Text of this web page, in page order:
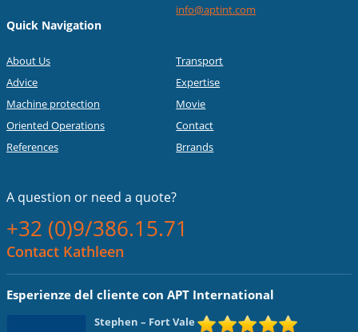
info@aptint.com
Quick Navigation
About Us
Advice
Machine protection
Oriented Operations
References
Transport
Expertise
Movie
Contact
Brrands
A question or need a quote?
+32 (0)9/386.15.71
Contact Kathleen
Esperienze del cliente con APT International
Stephen – Fort Vale